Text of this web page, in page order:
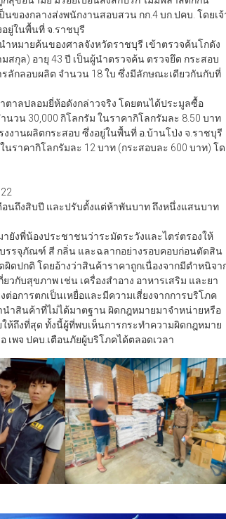
องกลางส่งพนักงานสอบสวน กก.4 บก.ปคบ. โดยเจ้า
ยู่ในพื้นที่ จ.ราชบุรี
หมายค้นของศาลจังหวัดราชบุรี เข้าตรวจค้นโกดัง
กุล) อายุ 43 ปี เป็นผู้นำตรวจค้น ตรวจยึด กระสอบ
กลอบผลิต จำนวน 18 ใบ ซึ่งมีลักษณะเดียวกันกับที่
าลปลอมยี่ห้อดังกล่าวจริง โดยตนได้ประมูลซื้อ
น 30,000 กิโลกรัม ในราคากิโลกรัมละ 8.50 บาท
งานผลิตกระสอบ ซึ่งอยู่ในพื้นที่ อ.บ้านโป่ง จ.ราชบุรี
าคากิโลกรัมละ 12 บาท (กระสอบละ 600 บาท) โดย
นถึงสิบปี และปรับตั้งแต่ห้าพันบาท ถึงหนึ่งแสนบาท
งพี่น้องประชาชนว่าระมัดระวังและไตร่ตรองให้
รรจุภัณฑ์ สี กลิ่น และฉลากอย่างรอบคอบก่อนตัดสิน
ดปกติ โดยอ้างว่าสินค้าราคาถูกเนื่องจากมีตำหนิจาก
กับสุขภาพ เช่น เครื่องสำอาง อาหารเสริม และยา
ต่อการตกเป็นเหยื่อและมีความเสี่ยงจากการบริโภค
ำสินค้าที่ไม่ได้มาตฐาน ผิดกฎหมายมาจำหน่ายหรือ
ห้ถึงที่สุด ทั้งนี้ผู้ที่พบเห็นการกระทำความผิดกฎหมาย
เพจ ปคบ.เตือนภัยผู้บริโภคได้ตลอดเวลา